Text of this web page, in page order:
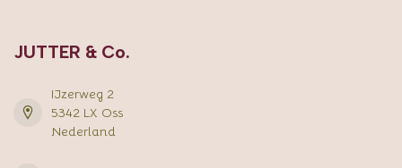
JUTTER & Co.
IJzerweg 2
5342 LX Oss
Nederland